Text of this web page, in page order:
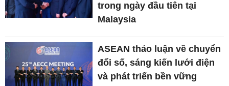
trong ngày đầu tiên tại
Malaysia
ASEAN thảo luận về chuyển
đổi số, sáng kiến lưới điện
và phát triển bền vững